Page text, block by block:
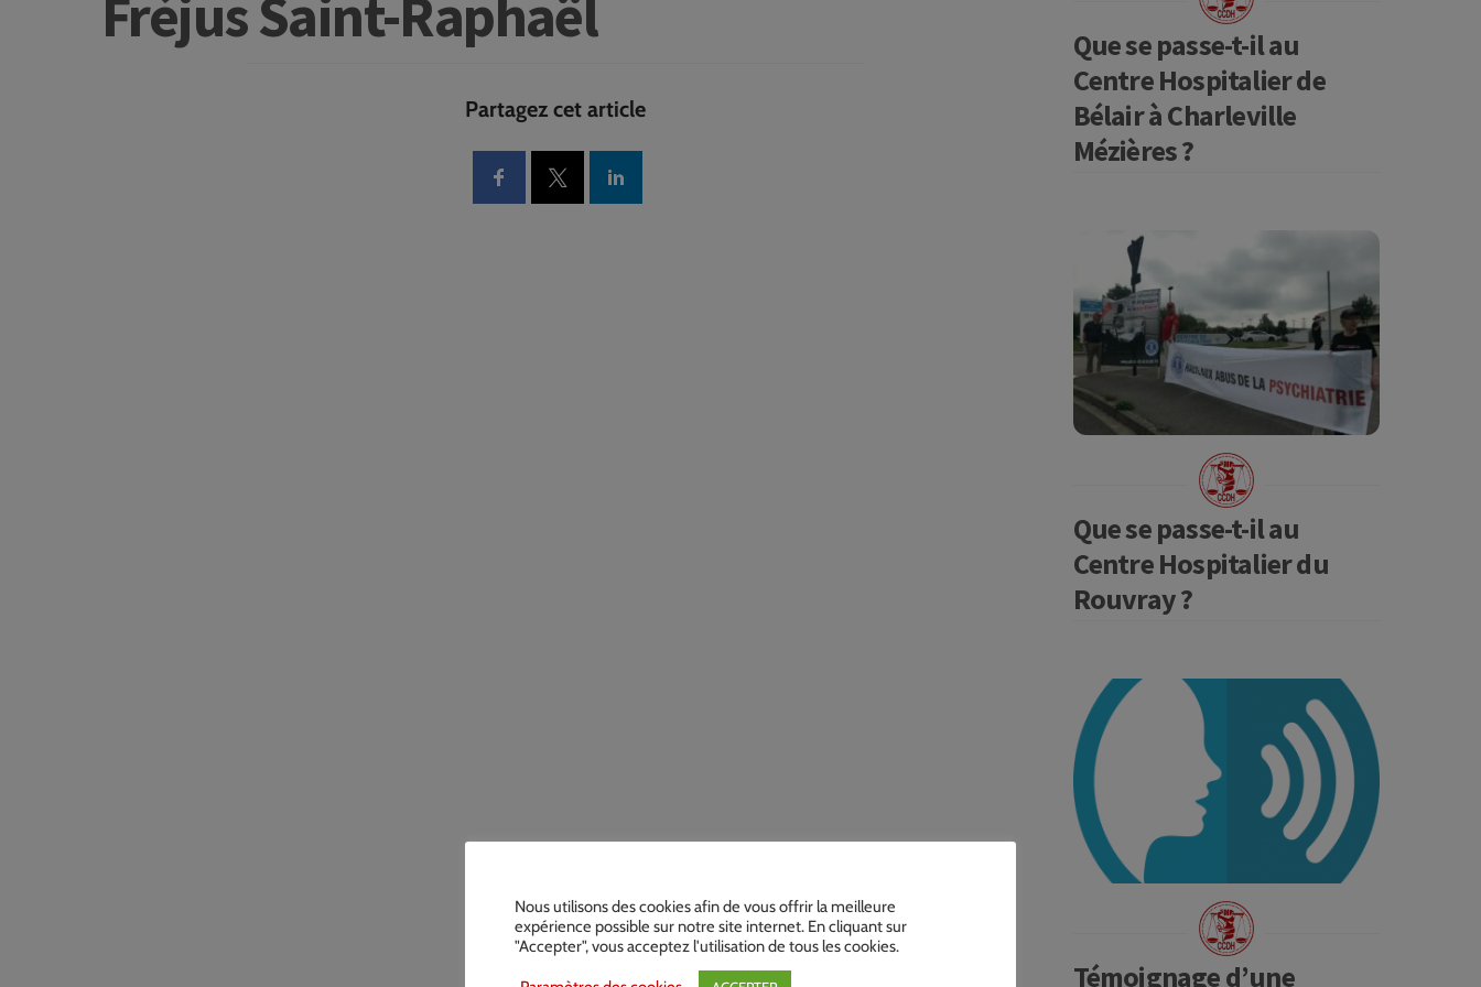
Fréjus Saint-Raphaël
Partagez cet article
Que se passe-t-il au
Centre Hospitalier de
Bélair à Charleville
Mézières ?
Que se passe-t-il au
Centre Hospitalier du
Rouvray ?
Témoignage d’une
Nous utilisons des cookies afin de vous offrir la meilleure
expérience possible sur notre site internet. En cliquant sur
"Accepter", vous acceptez l'utilisation de tous les cookies.